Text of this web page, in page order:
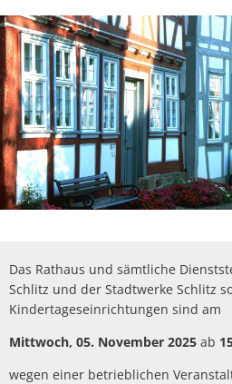
Das Rathaus und sämtliche
Schlitz und der Stadtwerke Schlitz
Kindertageseinrichtungen sind am
Mittwoch, 05. November 2025 ab
wegen einer betrieblichen